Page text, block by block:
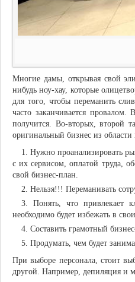
Многие дамы, открывая свой
нибудь ноу-хау, которые
для того, чтобы переманить
часто заканчивается
получится. Во-вторых, второй
оригинальный бизнес из
Нужно проанализировать
с их сервисом, оплатой труда,
свой бизнес-план.
Нельзя!!! Переманивать
Понять, что привлекает
необходимо будет избежать в
Составить грамотный
Продумать, чем будет
При выборе персонала, стоит
другой. Например, депиляция и